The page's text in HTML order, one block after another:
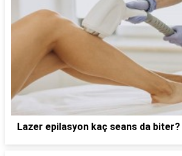
Lazer epilasyon kaç seans da biter?